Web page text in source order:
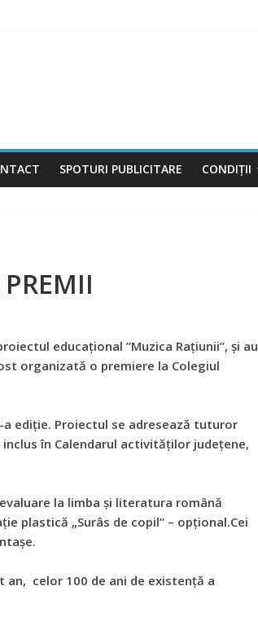
DE POLIȚIȘTI
SPOTURI PUBLICITARE CONDIȚII
PREMII
educațional ’’Muzica Rațiunii’’, și au
organizată o premiere la Colegiul
a ediţie. Proiectul se adresează tuturor
în Calendarul activităţilor judeţene,
la limba şi literatura română
plastică „Surâs de copil” – opţional.Cei
an, celor 100 de ani de existenţă a